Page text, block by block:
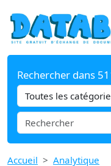
Rechercher dans
Accueil
Analytique